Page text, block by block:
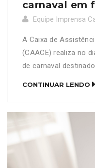
carnaval em
Equipe Imprensa
A Caixa de
(CAACE) realiza no
de carnaval
comandam a festa,
CONTINUAR LENDO